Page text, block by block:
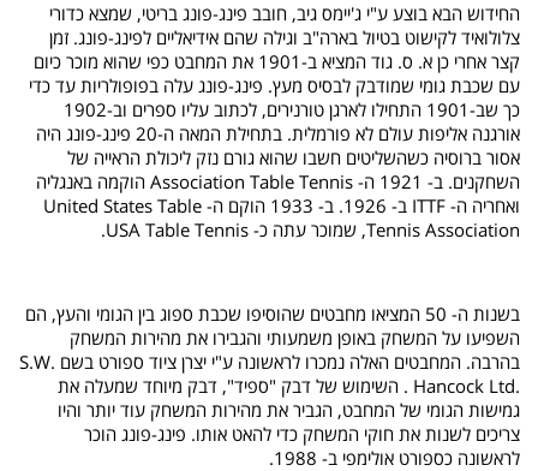
החידוש הבא בוצע ע"י ג'יימס גיב, חובב פינג-פונג בריטי, שמצא כדורי
צלולואיד לקישוט בטיול בארה"ב וגילה שהם אידיאליים לפינג-פונג. זמן
קצר אחרי כן א. ס. גוד המציא ב-1901 את המחבט כפי שהוא מוכר כיום
עם שכבת גומי שמודבק לבסיס מעץ. פינג-פונג עלה בפופולריות עד כדי
כך שב-1901 התחילו לארגן טורנירים, לכתוב עליו ספרים וב-1902
אורגנה אליפות עולם לא פורמלית. בתחילת המאה ה-20 פינג-פונג היה
אסור ברוסיה כשהשליטים חשבו שהוא גורם נזק ליכולת הראייה של
השחקנים. ב- 1921 ה-
Table Tennis
Association הוקמה באנגליה
ואחריה ה- ITTF ב- 1926. ב- 1933 הוקם ה-
United States Table
Tennis Association, שמוכר עתה כ- USA Table Tennis
.
בשנות ה- 50 המציאו מחבטים שהוסיפו שכבת ספוג בין הגומי והעץ, הם
השפיעו על המשחק באופן משמעותי והגבירו את מהירות המשחק
בהרבה. המחבטים האלה נמכרו לראשונה ע"י יצרן ציוד ספורט בשם S.W.
Hancock Ltd. . השימוש של דבק "ספיד", דבק מיוחד שמעלה את
גמישות הגומי של המחבט, הגביר את מהירות המשחק עוד יותר והיו
צריכים לשנות את חוקי המשחק כדי להאט אותו. פינג-פונג הוכר
לראשונה כספורט אולימפי ב- 1988.